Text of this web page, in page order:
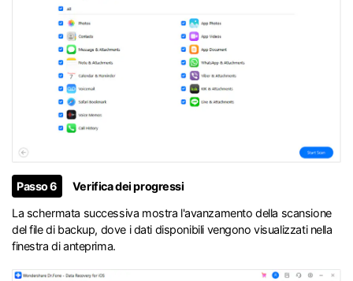
Passo 6
Verifica dei progressi
La schermata successiva mostra l'avanzamento della scansione
del file di backup, dove i dati disponibili vengono visualizzati nella
finestra di anteprima.